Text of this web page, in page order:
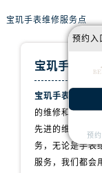
宝玑手表维修服务点
宝玑手表维
宝玑手表维修服
的维修和保养服
先进的维修设备
务，无论是手表
服务，我们都会
预约入
预